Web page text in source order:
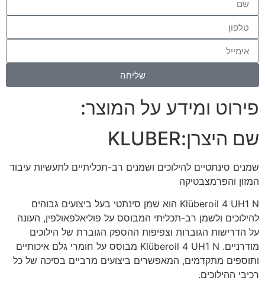
פירוט ומידע על המוצר:
שם היצרן:KLUBER
שמנים סינתטיים להילוכים ושמנים רב-תכליתיים לתעשיות עיבוד
המזון והפרמצבטיקה
Klüberoil 4 UH1 N הוא שמן סינתטי בעל ביצועים גבוהים
להילוכים ולשמן רב-תכליתי המבוסס על פוליאלפאולפין, העונה
על הדרישות הגוברות וצפיפות ההספק הגוברת של הילוכים
מודרניים. Klüberoil 4 UH1 N מבוסס על חומרי גלם איכותיים
ותוספים מתקדמים, המאפשרים ביצועים מרביים בסיכה של כל
רכיבי ההילוכים.
שליחה